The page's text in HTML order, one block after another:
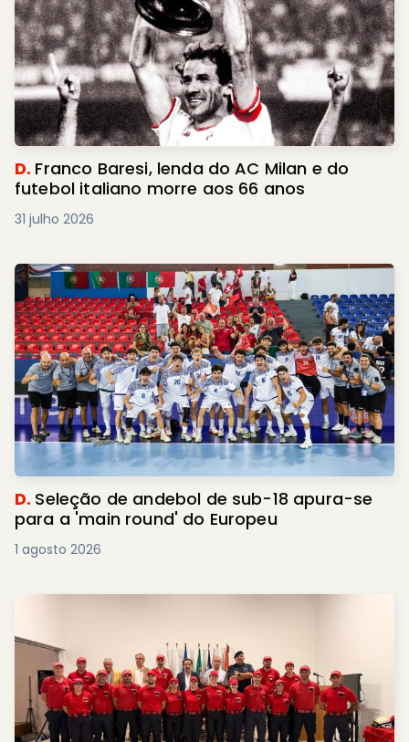
D. Franco Baresi, lenda do AC Milan e do
futebol italiano morre aos 66 anos
31 julho 2026
D. Seleção de andebol de sub-18 apura-se
para a 'main round' do Europeu
1 agosto 2026